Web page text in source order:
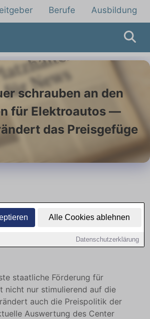
Alle Cookies ablehnen
Datenschutzerklärung
Berufe Ausbildung
schrauben an den
für Elektroautos —
das Preisgefüge
sorgt für
bei
staatliche Förderung für
nicht nur stimulierend auf die
auch die Preispolitik der
Auswertung des Center